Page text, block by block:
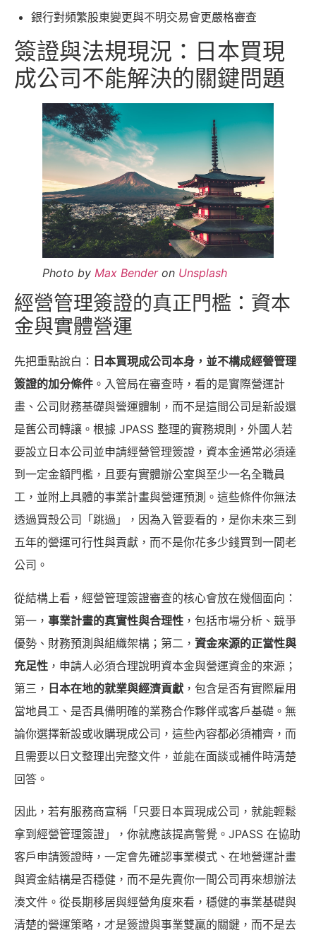
銀行對頻繁股東變更與不明交易會更嚴格審查
簽證與法規現況：日本買現
成公司不能解決的關鍵問題
Photo by Max Benderon Unsplash
經營管理簽證的真正門檻：資本
金與實體營運
先把重點說白： 日本買現成公司本身，並不構成經營管理
簽證的加分條件 。入管局在審查時，看的是實際營運計
畫、公司財務基礎與營運體制，而不是這間公司是新設還
是舊公司轉讓。根據 JPASS 整理的實務規則，外國人若
要設立日本公司並申請經營管理簽證，資本金通常必須達
到一定金額門檻，且要有實體辦公室與至少一名全職員
工，並附上具體的事業計畫與營運預測。這些條件你無法
透過買殼公司「跳過」，因為入管要看的，是你未來三到
五年的營運可行性與貢獻，而不是你花多少錢買到一間老
公司。
從結構上看，經營管理簽證審查的核心會放在幾個面向：
第一， 事業計畫的真實性與合理性 ，包括市場分析、競爭
優勢、財務預測與組織架構；第二， 資金來源的正當性與
充足性 ，申請人必須合理說明資本金與營運資金的來源；
第三， 日本在地的就業與經濟貢獻 ，包含是否有實際雇用
當地員工、是否具備明確的業務合作夥伴或客戶基礎。無
論你選擇新設或收購現成公司，這些內容都必須補齊，而
且需要以日文整理出完整文件，並能在面談或補件時清楚
回答。
因此，若有服務商宣稱「只要日本買現成公司，就能輕鬆
拿到經營管理簽證」，你就應該提高警覺。JPASS 在協助
客戶申請簽證時，一定會先確認事業模式、在地營運計畫
與資金結構是否穩健，而不是先賣你一間公司再來想辦法
湊文件。從長期移居與經營角度來看，穩健的事業基礎與
清楚的營運策略，才是簽證與事業雙贏的關鍵，而不是去